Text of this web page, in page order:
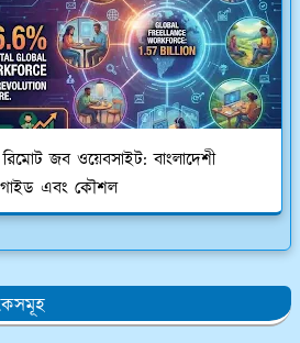
জব ওয়েবসাইট: বাংলাদেশী
গাইড এবং কৌশল